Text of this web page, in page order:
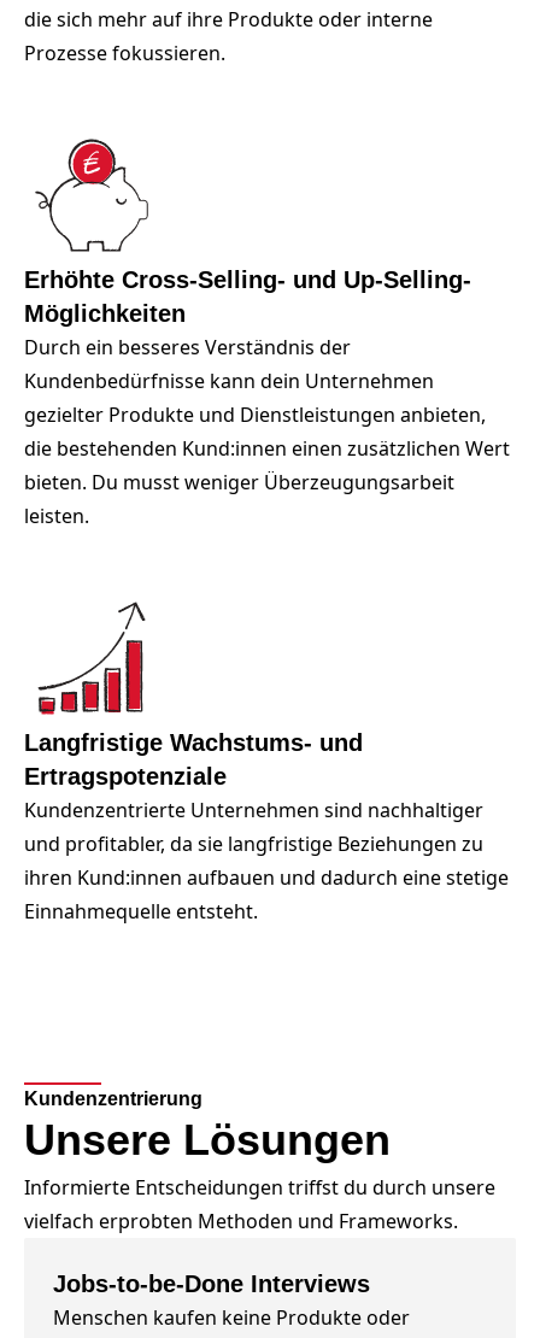
die sich mehr auf ihre Produkte oder interne
Prozesse fokussieren.
Erhöhte Cross-Selling- und Up-Selling-
Möglichkeiten
Durch ein besseres Verständnis der
Kundenbedürfnisse kann dein Unternehmen
gezielter Produkte und Dienstleistungen anbieten,
die bestehenden Kund:innen einen zusätzlichen Wert
bieten. Du musst weniger Überzeugungsarbeit
leisten.
Langfristige Wachstums- und
Ertragspotenziale
Kundenzentrierte Unternehmen sind nachhaltiger
und profitabler, da sie langfristige Beziehungen zu
ihren Kund:innen aufbauen und dadurch eine stetige
Einnahmequelle entsteht.
Kundenzentrierung
Unsere Lösungen
Informierte Entscheidungen triffst du durch unsere
vielfach erprobten Methoden und Frameworks.
Jobs-to-be-Done Interviews
Menschen kaufen keine Produkte oder